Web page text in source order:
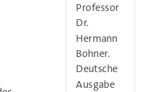
Professor
Dr.
Hermann
Bohner.
Deutsche
Ausgabe